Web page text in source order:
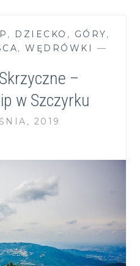
, DZIECKO , GÓRY,
, WĘDRÓWKI —
–
w Szczyrku
2019